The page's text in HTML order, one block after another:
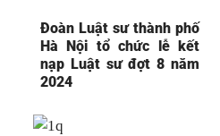
Đoàn Luật sư thành phố
Hà Nội tổ chức lễ kết
nạp Luật sư đợt 8 năm
2024